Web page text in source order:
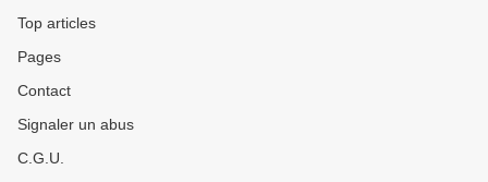
Top articles
Pages
Contact
Signaler un abus
C.G.U.